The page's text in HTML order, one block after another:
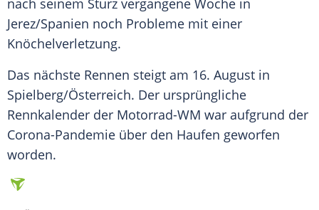
nach seinem Sturz vergangene Woche in
Jerez/Spanien noch Probleme mit einer
Knöchelverletzung.
Das nächste Rennen steigt am 16. August in
Spielberg/Österreich. Der ursprüngliche
Rennkalender der Motorrad-WM war aufgrund der
Corona-Pandemie über den Haufen geworfen
worden.